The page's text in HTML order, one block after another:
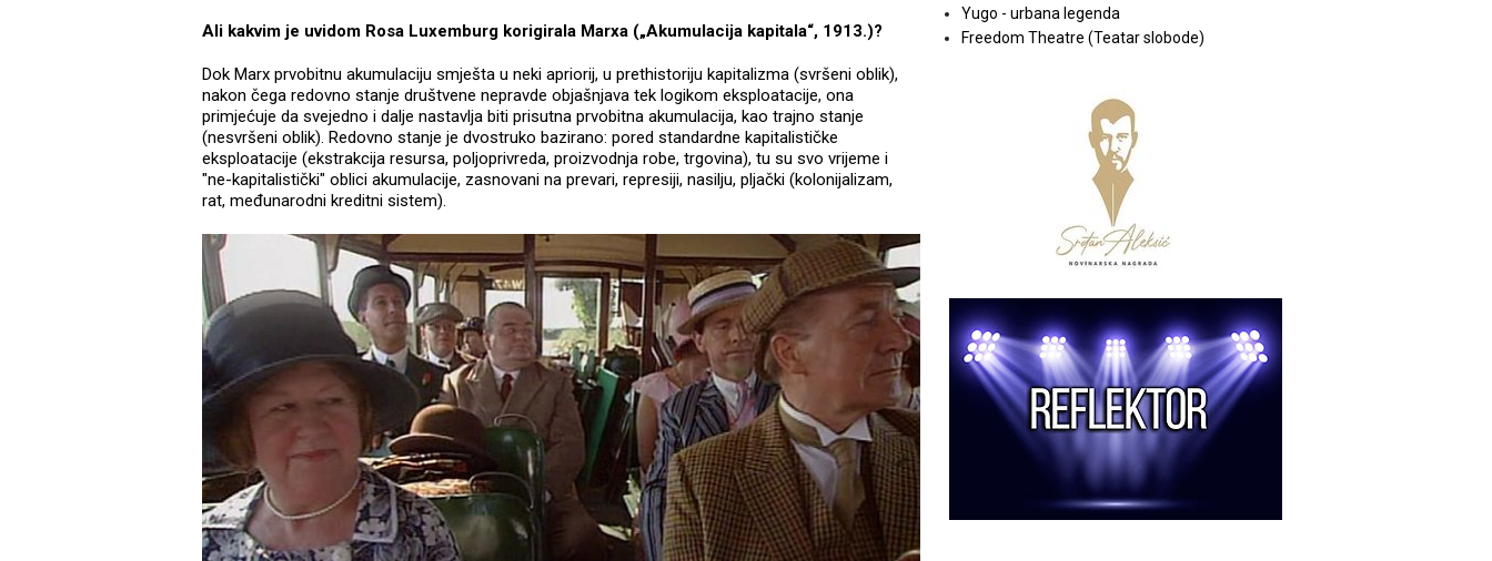
Ali kakvim je uvidom Rosa Luxemburg korigirala Marxa („Akumulacija kapitala“, 1913.)?
Dok Marx prvobitnu akumulaciju smješta u neki apriorij, u prethistoriju kapitalizma (svršeni oblik),
nakon čega redovno stanje društvene nepravde objašnjava tek logikom eksploatacije, ona
primjećuje da svejedno i dalje nastavlja biti prisutna prvobitna akumulacija, kao trajno stanje
(nesvršeni oblik). Redovno stanje je dvostruko bazirano: pored standardne kapitalističke
eksploatacije (ekstrakcija resursa, poljoprivreda, proizvodnja robe, trgovina), tu su svo vrijeme i
"ne-kapitalistički" oblici akumulacije, zasnovani na prevari, represiji, nasilju, pljački (kolonijalizam,
rat, međunarodni kreditni sistem).
Yugo - urbana legenda
Freedom Theatre (Teatar slobode)